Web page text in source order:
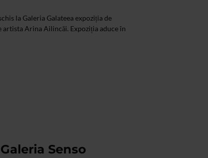
la Galeria Galateea expoziția de
artista Arina Ailincăi. Expoziția aduce în
Senso